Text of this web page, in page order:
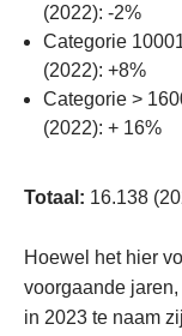
(2022): -2%
Categorie
(2022): +8%
Categorie >
(2022): + 16%
Totaal: 16.138
Hoewel het hier
voorgaande
in 2023 te naam